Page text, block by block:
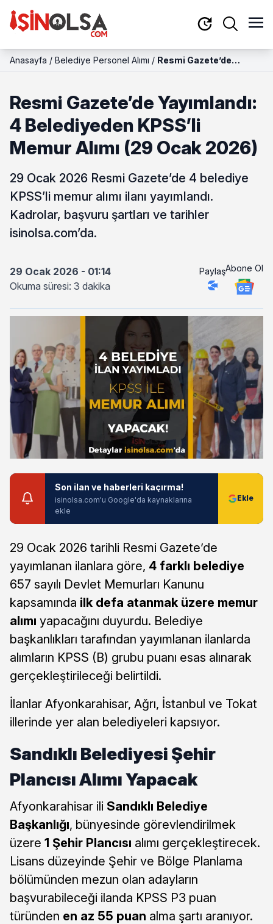
Anasayfa / Belediye Personel Alımı / Resmi Gazete’de
Memur Alımı (29 Ocak
2026)
Resmi Gazete’de Yayımlandı:
4 Belediyeden KPSS’li
Memur Alımı (29 Ocak 2026)
29 Ocak 2026 Resmi Gazete’de 4 belediye
KPSS’li memur alımı ilanı yayımlandı.
Kadrolar, başvuru şartları ve tarihler
isinolsa.com’da.
29 Ocak 2026 - 01:14
Okuma süresi: 3 dakika
PaylaşAbone Ol
Son ilan ve haberleri kaçırma!
isinolsa.com'u Google'da kaynaklarına
ekle
29 Ocak 2026 tarihli Resmi Gazete’de
yayımlanan ilanlara göre, 4 farklı belediye
657 sayılı Devlet Memurları Kanunu
kapsamında ilk defa atanmak üzere memur
alımı yapacağını duyurdu. Belediye
başkanlıkları tarafından yayımlanan ilanlarda
alımların KPSS (B) grubu puanı esas alınarak
gerçekleştirileceği belirtildi.
İlanlar Afyonkarahisar, Ağrı, İstanbul ve Tokat
illerinde yer alan belediyeleri kapsıyor.
Sandıklı Belediyesi Şehir
Plancısı Alımı Yapacak
Afyonkarahisar ili Sandıklı Belediye
Başkanlığı, bünyesinde görevlendirilmek
üzere 1 Şehir Plancısı alımı gerçekleştirecek.
Lisans düzeyinde Şehir ve Bölge Planlama
bölümünden mezun olan adayların
başvurabileceği ilanda KPSS P3 puan
türünden en az 55 puan alma şartı aranıyor.